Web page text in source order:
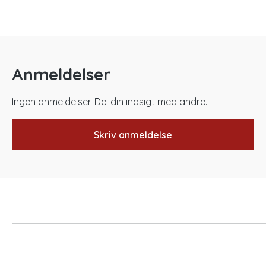
Anmeldelser
Ingen anmeldelser. Del din indsigt med andre.
Skriv anmeldelse